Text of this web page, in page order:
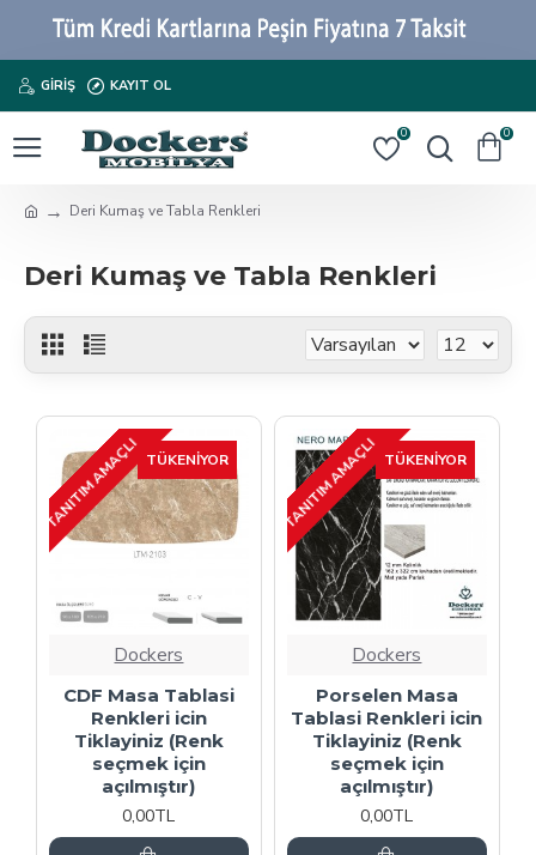
GIRIŞ KAYIT OL
0 0
Deri Kumaş ve Tabla Renkleri
Deri Kumaş ve Tabla Renkleri
TÜKENIYOR
TANITIM AMAÇLI
Dockers
CDF Masa Tablasi
Renkleri icin
Tiklayiniz (Renk
seçmek için
açılmıştır)
0,00TL
TÜKENIYOR
TANITIM AMAÇLI
Dockers
Porselen Masa
Tablasi Renkleri icin
Tiklayiniz (Renk
seçmek için
açılmıştır)
0,00TL